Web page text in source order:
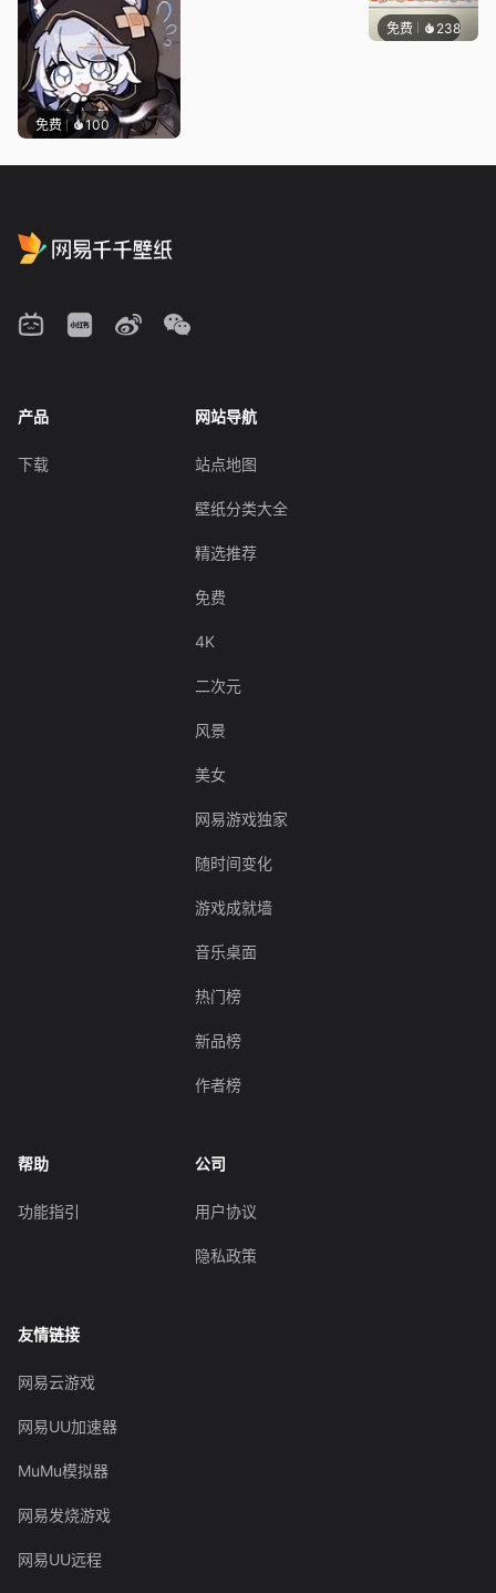
免费 100
免费 238渔小小
产品
下载
网站导航
站点地图
壁纸分类大全
精选推荐
免费
4K
二次元
风景
美女
网易游戏独家
随时间变化
游戏成就墙
音乐桌面
热门榜
新品榜
作者榜
帮助
功能指引
公司
用户协议
隐私政策
友情链接
网易云游戏
网易UU加速器
MuMu模拟器
网易发烧游戏
网易UU远程